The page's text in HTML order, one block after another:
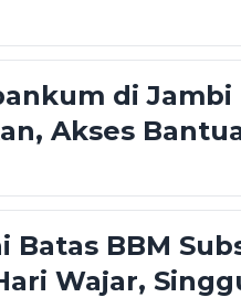
di Jambi
Akses
Sampai Desa
Batas BBM
Wajar,